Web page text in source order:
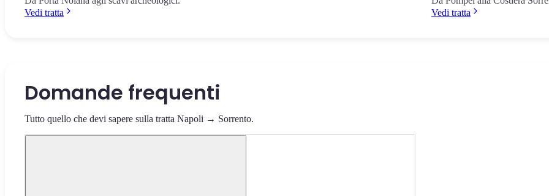
Vedi tratta
Vedi tratta
Domande frequenti
Tutto quello che devi sapere sulla tratta Napoli → Sorrento.